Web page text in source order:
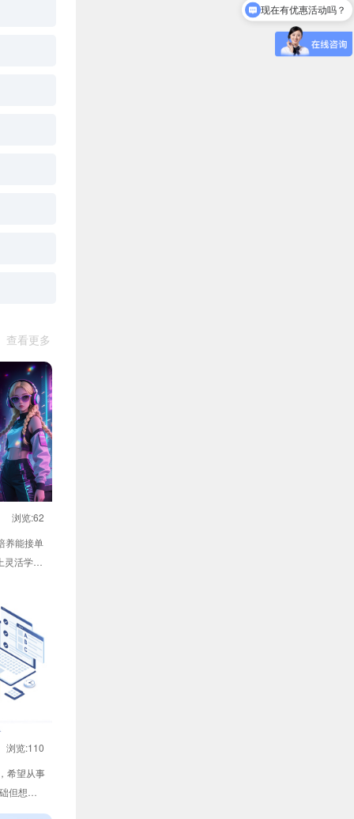
查看更多
浏览:62
养能接单
活学习
浏览:110
希望从事
但想提
现在有优惠活动吗？